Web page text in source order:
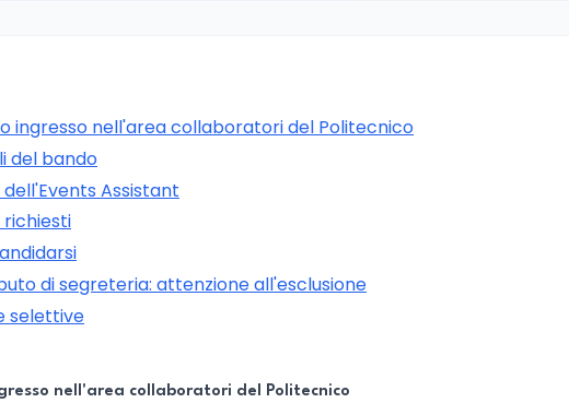
ingresso nell'area collaboratori del Politecnico
del bando
Assistant
richiesti
di segreteria: attenzione all'esclusione
selettive
nell'area collaboratori del Politecnico